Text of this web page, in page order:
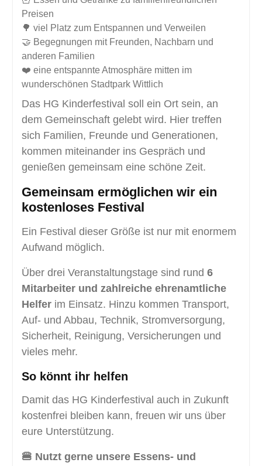
Preisen
🌳 viel Platz zum Entspannen und Verweilen
🤝 Begegnungen mit Freunden, Nachbarn und
anderen Familien
❤️ eine entspannte Atmosphäre mitten im
wunderschönen Stadtpark Wittlich
Das HG Kinderfestival soll ein Ort sein, an
dem Gemeinschaft gelebt wird. Hier treffen
sich Familien, Freunde und Generationen,
kommen miteinander ins Gespräch und
genießen gemeinsam eine schöne Zeit.
Gemeinsam ermöglichen wir ein
kostenloses Festival
Ein Festival dieser Größe ist nur mit enormem
Aufwand möglich.
Über drei Veranstaltungstage sind rund 6
Mitarbeiter und zahlreiche ehrenamtliche
Helferim Einsatz. Hinzu kommen Transport,
Auf- und Abbau, Technik, Stromversorgung,
Sicherheit, Reinigung, Versicherungen und
vieles mehr.
So könnt ihr helfen
Damit das HG Kinderfestival auch in Zukunft
kostenfrei bleiben kann, freuen wir uns über
eure Unterstützung.
🍔 Nutzt gerne unsere Essens- und